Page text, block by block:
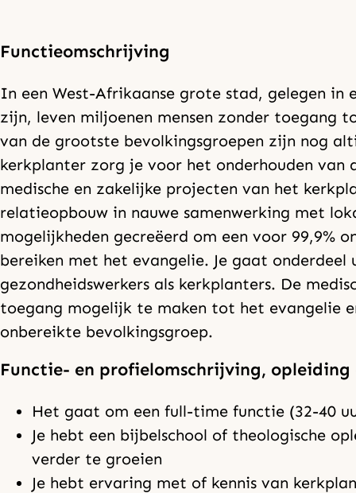
Functieomschrijving
In een West-Afrikaanse grote stad, gelegen in
zijn, leven miljoenen mensen zonder toegang
van de grootste bevolkingsgroepen zijn nog
kerkplanter zorg je voor het onderhouden
medische en zakelijke projecten van het
relatieopbouw in nauwe samenwerking met
mogelijkheden gecreëerd om een voor 99,9%
bereiken met het evangelie. Je gaat
gezondheidswerkers als kerkplanters. De
toegang mogelijk te maken tot het evangelie
onbereikte bevolkingsgroep.
Functie- en profielomschrijving,
Het gaat om een full-time functie (32-40
Je hebt een bijbelschool of theologische
verder te groeien
Je hebt ervaring met of kennis van